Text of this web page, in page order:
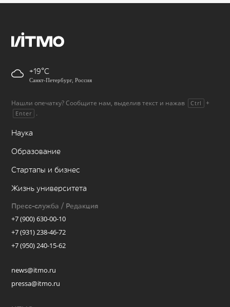
+19
Санкт-Петербург, Россия
Нашли опечатку? Сообщите нам, выделив текст и нажав Ctrl +
Enter .
Наука
Образование
Стартапы и бизнес
Жизнь университета
Пресс-служба / Редакция
+7 (900) 630-00-10
+7 (931) 238-46-72
+7 (950) 240-15-62
news@itmo.ru
pressa@itmo.ru